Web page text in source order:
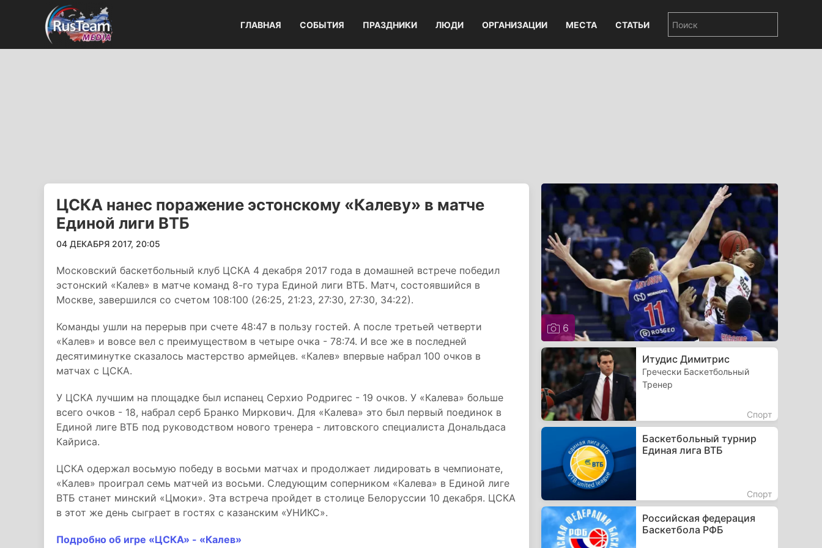
ГЛАВНАЯ СОБЫТИЯ ПРАЗДНИКИ ЛЮДИ ОРГАНИЗАЦИИ МЕСТА СТАТЬИ
ЦСКА нанес поражение эстонскому «Калеву» в матче
Единой лиги ВТБ
04 ДЕКАБРЯ 2017, 20:05
Московский баскетбольный клуб ЦСКА 4 декабря 2017 года в домашней встрече победил
эстонский «Калев» в матче команд 8-го тура Единой лиги ВТБ. Матч, состоявшийся в
Москве, завершился со счетом 108:100 (26:25, 21:23, 27:30, 27:30, 34:22).
Команды ушли на перерыв при счете 48:47 в пользу гостей. А после третьей четверти
«Калев» и вовсе вел с преимуществом в четыре очка - 78:74. И все же в последней
десятиминутке сказалось мастерство армейцев. «Калев» впервые набрал 100 очков в
матчах с ЦСКА.
У ЦСКА лучшим на площадке был испанец Серхио Родригес - 19 очков. У «Калева» больше
всего очков - 18, набрал серб Бранко Миркович. Для «Калева» это был первый поединок в
Единой лиге ВТБ под руководством нового тренера - литовского специалиста Дональдаса
Кайриса.
ЦСКА одержал восьмую победу в восьми матчах и продолжает лидировать в чемпионате,
«Калев» проиграл семь матчей из восьми. Следующим соперником «Калева» в Единой лиге
ВТБ станет минский «Цмоки». Эта встреча пройдет в столице Белоруссии 10 декабря. ЦСКА
в этот же день сыграет в гостях с казанским «УНИКС».
Подробно об игре «ЦСКА» - «Калев»
6
Итудис Димитрис
Гречески Баскетбольный
Тренер
Спорт
Баскетбольный турнир
Единая лига ВТБ
Спорт
Российская федерация
Баскетбола РФБ